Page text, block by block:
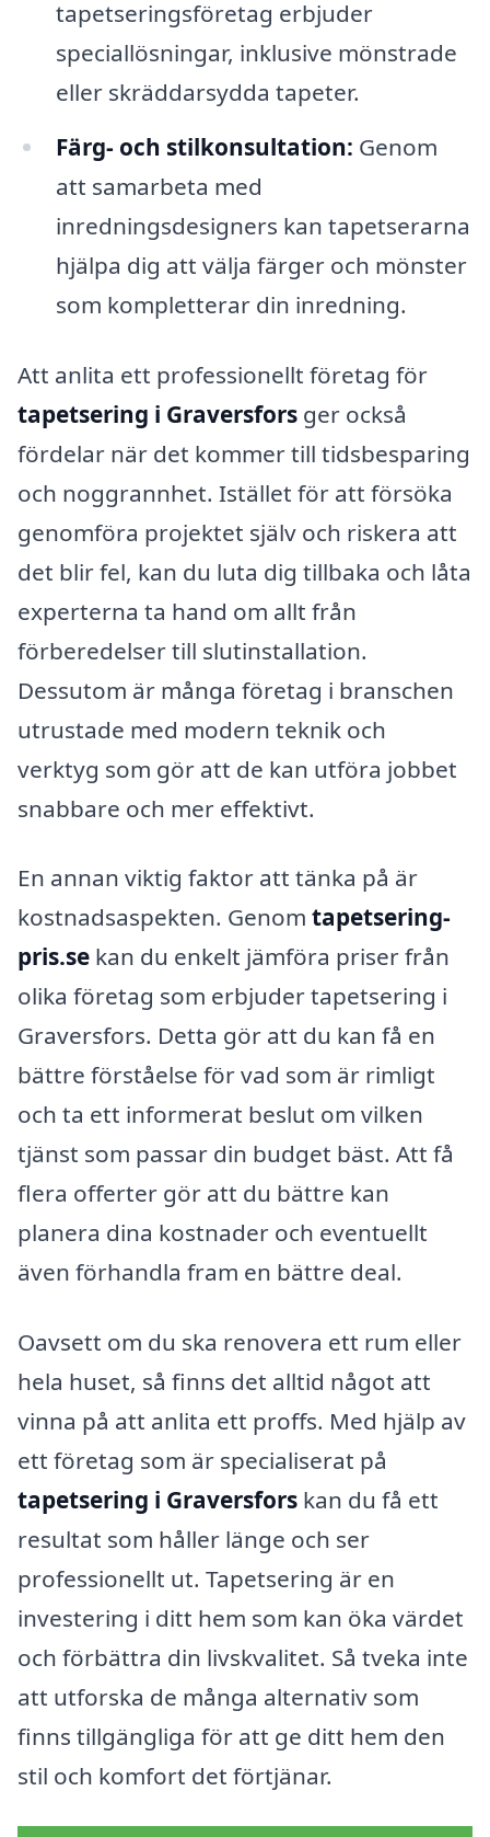
tapetseringsföretag erbjuder
speciallösningar, inklusive mönstrade
eller skräddarsydda tapeter.
Färg- och stilkonsultation: Genom
att samarbeta med
inredningsdesigners kan tapetserarna
hjälpa dig att välja färger och mönster
som kompletterar din inredning.
Att anlita ett professionellt företag för
tapetsering i Graversfors ger också
fördelar när det kommer till tidsbesparing
och noggrannhet. Istället för att försöka
genomföra projektet själv och riskera att
det blir fel, kan du luta dig tillbaka och låta
experterna ta hand om allt från
förberedelser till slutinstallation.
Dessutom är många företag i branschen
utrustade med modern teknik och
verktyg som gör att de kan utföra jobbet
snabbare och mer effektivt.
En annan viktig faktor att tänka på är
kostnadsaspekten. Genom tapetsering-
pris.se kan du enkelt jämföra priser från
olika företag som erbjuder tapetsering i
Graversfors. Detta gör att du kan få en
bättre förståelse för vad som är rimligt
och ta ett informerat beslut om vilken
tjänst som passar din budget bäst. Att få
flera offerter gör att du bättre kan
planera dina kostnader och eventuellt
även förhandla fram en bättre deal.
Oavsett om du ska renovera ett rum eller
hela huset, så finns det alltid något att
vinna på att anlita ett proffs. Med hjälp av
ett företag som är specialiserat på
tapetsering i Graversfors kan du få ett
resultat som håller länge och ser
professionellt ut. Tapetsering är en
investering i ditt hem som kan öka värdet
och förbättra din livskvalitet. Så tveka inte
att utforska de många alternativ som
finns tillgängliga för att ge ditt hem den
stil och komfort det förtjänar.